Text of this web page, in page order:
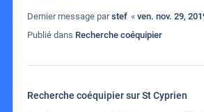
Dernier message parstef « ven. nov. 29,
Publié dans Recherche coéquipier
Recherche coéquipier sur St Cyprien